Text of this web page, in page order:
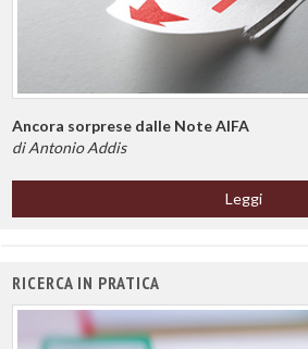
Ancora sorprese dalle Note AIFA
di Antonio Addis
Leggi
RICERCA IN PRATICA